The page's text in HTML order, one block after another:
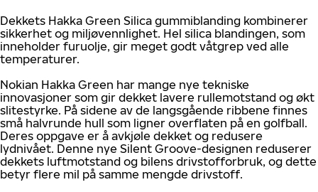
Dekkets Hakka Green Silica gummiblanding kombinerer
sikkerhet og miljøvennlighet. Hel silica blandingen, som
inneholder furuolje, gir meget godt våtgrep ved alle
temperaturer.
Nokian Hakka Green har mange nye tekniske
innovasjoner som gir dekket lavere rullemotstand og økt
slitestyrke. På sidene av de langsgående ribbene finnes
små halvrunde hull som ligner overflaten på en golfball.
Deres oppgave er å avkjøle dekket og redusere
lydnivået. Denne nye Silent Groove-designen reduserer
dekkets luftmotstand og bilens drivstofforbruk, og dette
betyr flere mil på samme mengde drivstoff.